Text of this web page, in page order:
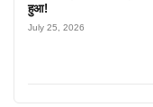
हुआ!
July 25, 2026